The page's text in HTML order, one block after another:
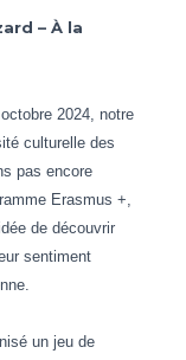
– À la
2024, notre
culturelle des
pas encore
Erasmus +,
de découvrir
sentiment
un jeu de